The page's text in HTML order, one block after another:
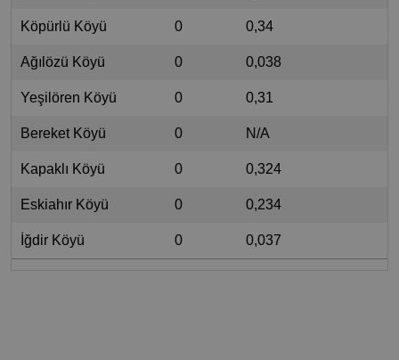
Köpürlü Köyü 0 0,34
Ağılözü Köyü 0 0,038
Yeşilören Köyü 0 0,31
Bereket Köyü 0 N/A
Kapaklı Köyü 0 0,324
Eskiahır Köyü 0 0,234
İğdir Köyü 0 0,037